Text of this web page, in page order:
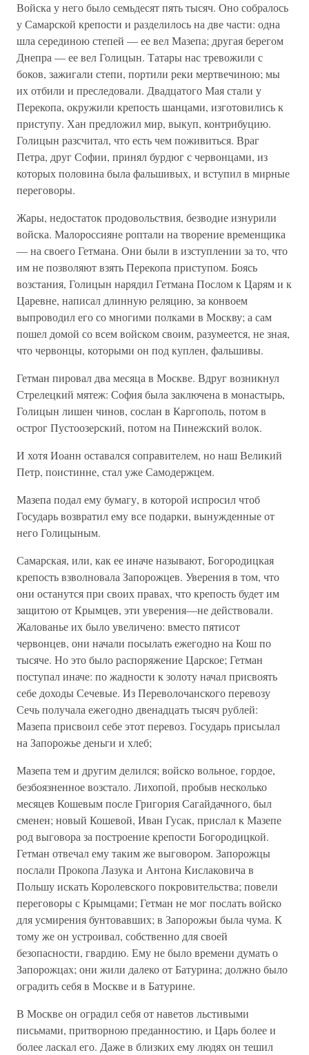
Войска у него было семьдесят пять тысяч. Оно собралось
у Самарской крепости и разделилось на две части: одна
шла серединою степей — ее вел Мазепа; другая берегом
Днепра — ее вел Голицын. Татары нас тревожили с
боков, зажигали степи, портили реки мертвечиною; мы
их отбили и преследовали. Двадцатого Мая стали у
Перекопа, окружили крепость шанцами, изготовились к
приступу. Хан предложил мир, выкуп, контрибуцию.
Голицын разсчитал, что есть чем поживиться. Враг
Петра, друг Софии, принял бурдюг с червонцами, из
которых половина была фальшивых, и вступил в мирные
переговоры.
Жары, недостаток продовольствия, безводие изнурили
войска. Малороссияне роптали на творение временщика
— на своего Гетмана. Они были в изступлении за то, что
им не позволяют взять Перекопа приступом. Боясь
возстания, Голицын нарядил Гетмана Послом к Царям и к
Царевне, написал длинную реляцию, за конвоем
выпроводил его со многими полками в Москву; а сам
пошел домой со всем войском своим, разумеется, не зная,
что червонцы, которыми он под куплен, фальшивы.
Гетман пировал два месяца в Москве. Вдруг возникнул
Стрелецкий мятеж: София была заключена в монастырь,
Голицын лишен чинов, сослан в Каргополь, потом в
острог Пустоозерский, потом на Пинежский волок.
И хотя Иоанн оставался соправителем, но наш Великий
Петр, поистинне, стал уже Самодержцем.
Мазепа подал ему бумагу, в которой испросил чтоб
Государь возвратил ему все подарки, вынужденные от
него Голицыным.
Самарская, или, как ее иначе называют, Богородицкая
крепость взволновала Запорожцев. Уверения в том, что
они останутся при своих правах, что крепость будет им
защитою от Крымцев, эти уверения—не действовали.
Жалованье их было увеличено: вместо пятисот
червонцев, они начали посылать ежегодно на Кош по
тысяче. Но это было распоряжение Царское; Гетман
поступал иначе: по жадности к золоту начал присвоять
себе доходы Сечевые. Из Переволочанского перевозу
Сечь получала ежегодно двенадцать тысяч рублей:
Мазепа присвоил себе этот перевоз. Государь присылал
на Запорожье деньги и хлеб;
Мазепа тем и другим делился; войско вольное, гордое,
безбоязненное возстало. Лихопой, пробыв несколько
месяцев Кошевым после Григория Сагайдачного, был
сменен; новый Кошевой, Иван Гусак, прислал к Мазепе
род выговора за построение крепости Богородицкой.
Гетман отвечал ему таким же выговором. Запорожцы
послали Прокопа Лазука и Антона Кислаковича в
Польшу искать Королевского покровительства; повели
переговоры с Крымцами; Гетман не мог послать войско
для усмирения бунтовавших; в Запорожьи была чума. К
тому же он устроивал, собственно для своей
безопасности, гвардию. Ему не было времени думать о
Запорожцах; они жили далеко от Батурина; должно было
оградить себя в Москве и в Батурине.
В Москве он оградил себя от наветов льстивыми
письмами, притворною преданностию, и Царь более и
более ласкал его. Даже в близких ему людях он тешил